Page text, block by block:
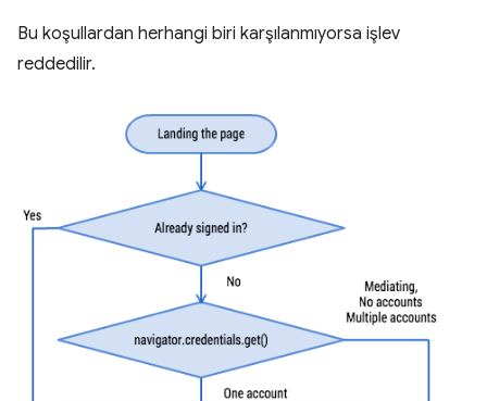
Bu koşullardan herhangi biri karşılanmıyorsa işlev
reddedilir.